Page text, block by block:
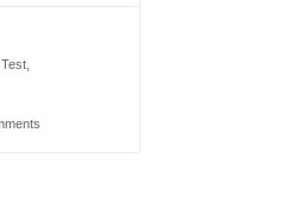
Test,